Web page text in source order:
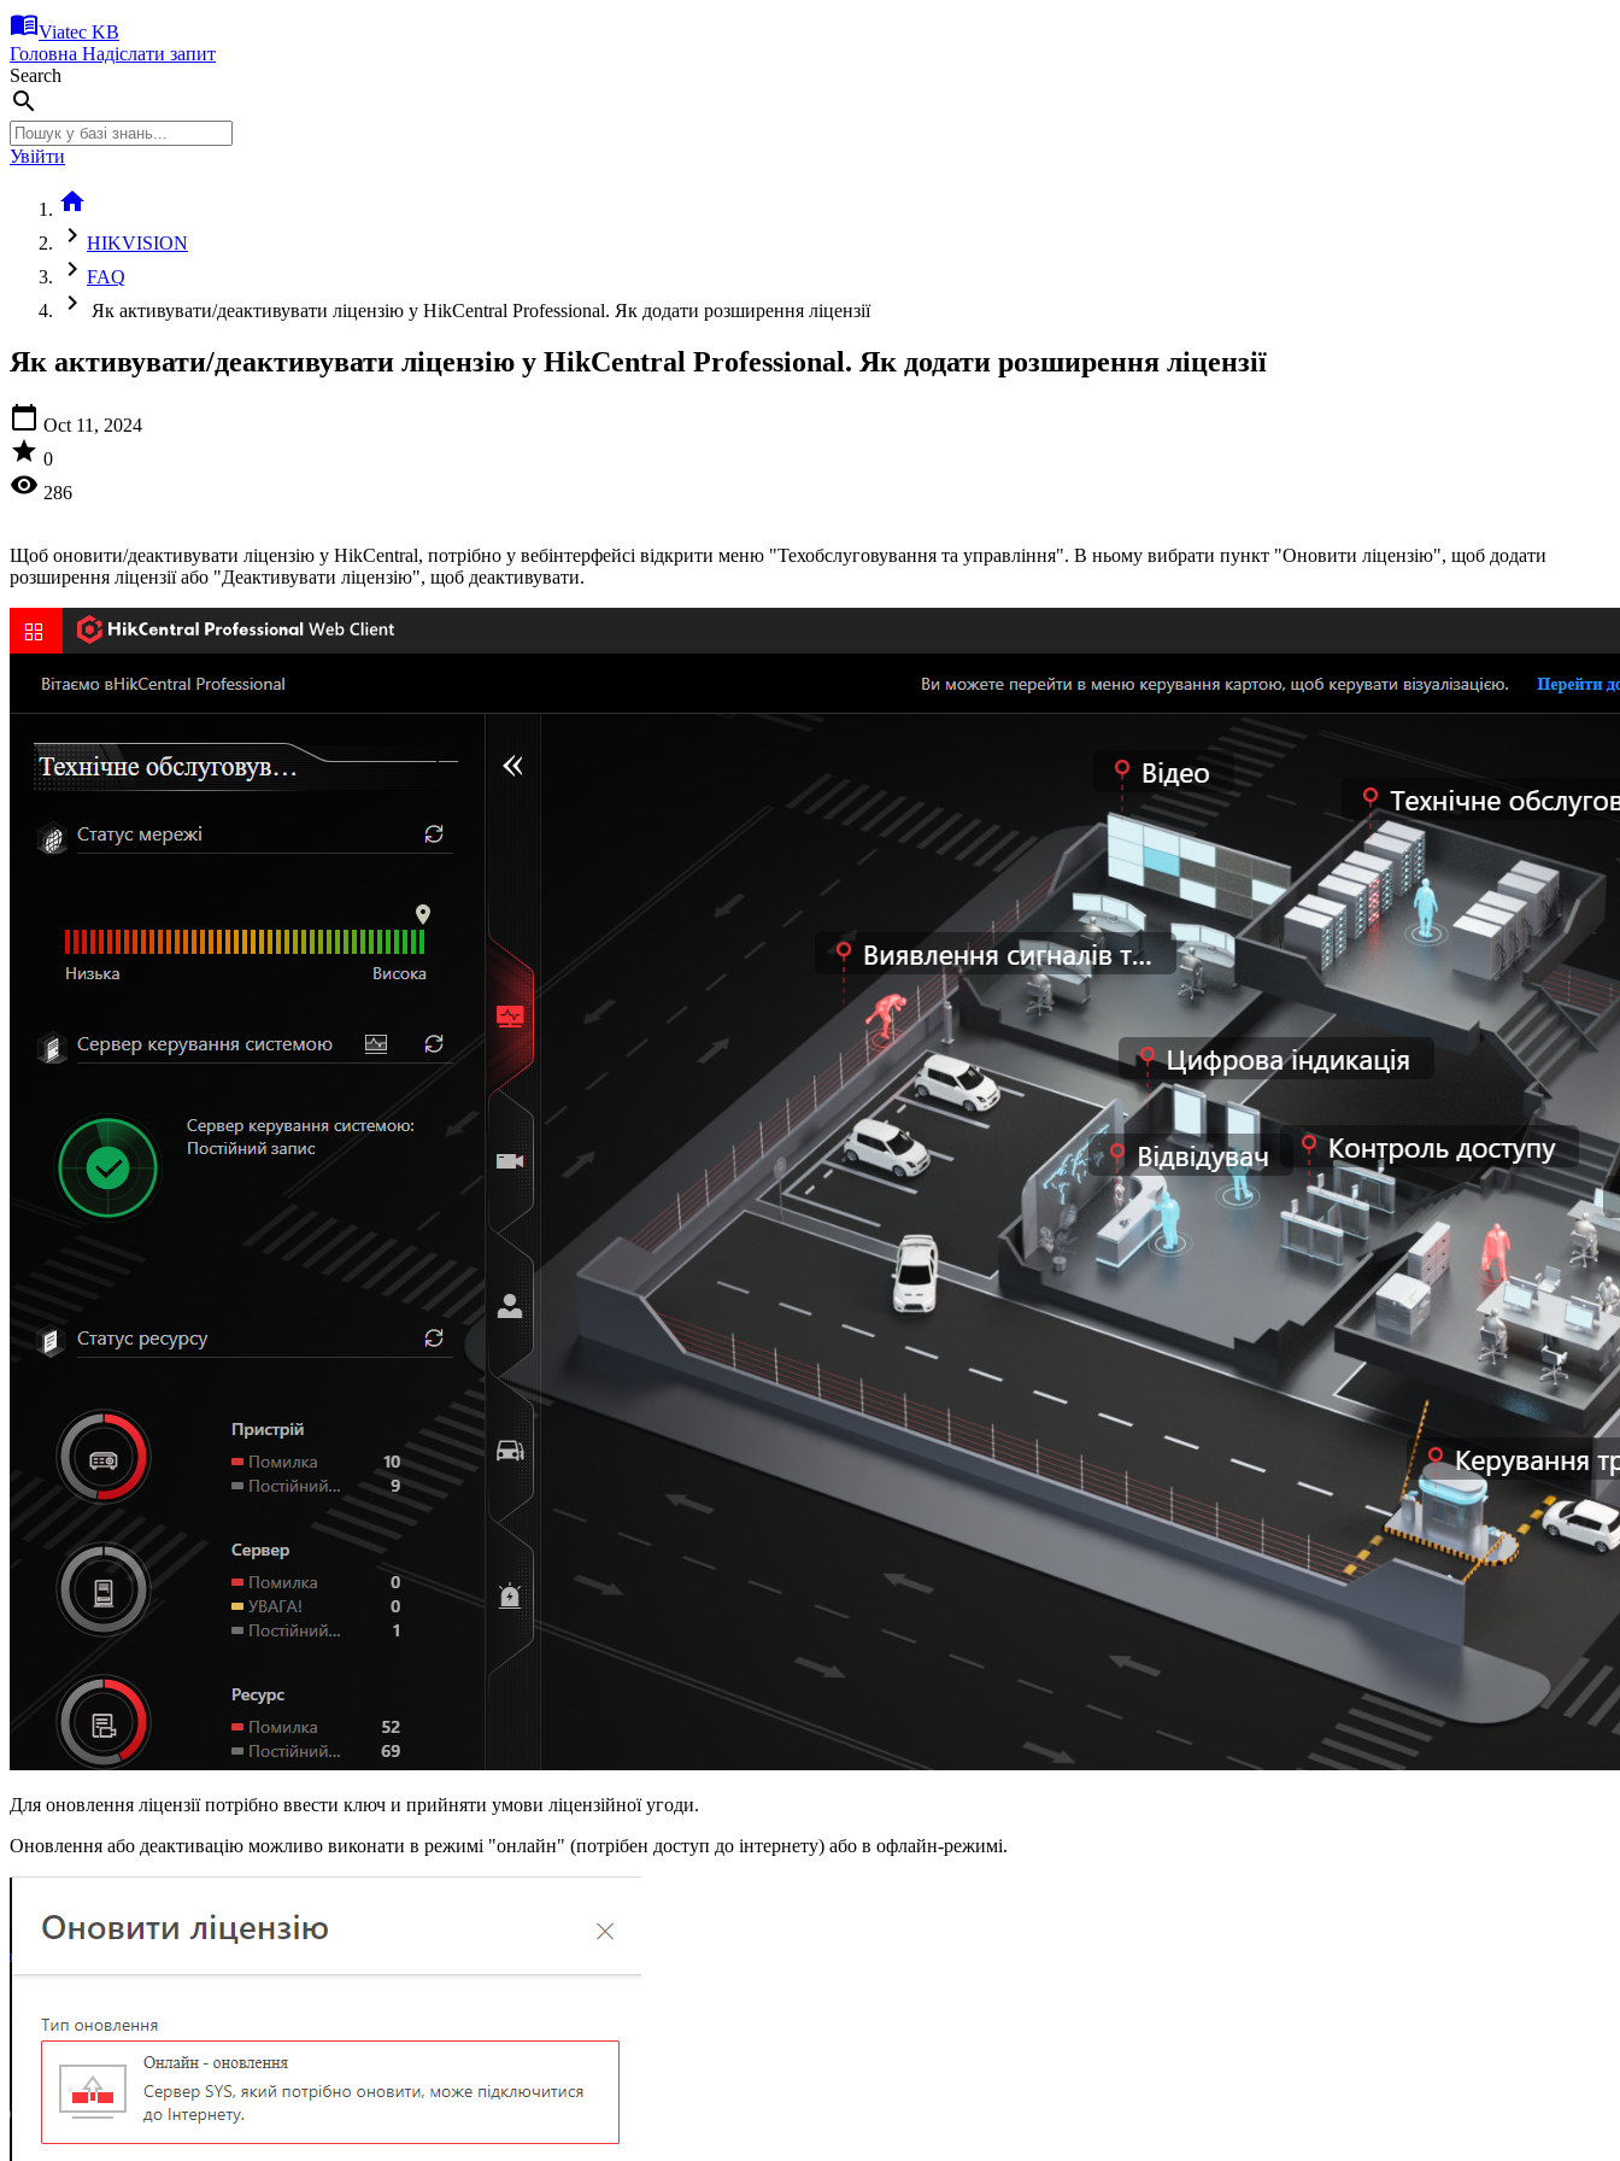
menu_bookViatec KB
Головна Надіслати запит
Search
search
Увійти
home
chevron_right HIKVISION
chevron_right FAQ
chevron_right Як активувати/деактивувати ліцензію у HikCentral Professional. Як додати розширення ліцензії
Як активувати/деактивувати ліцензію у HikCentral Professional. Як додати розширення ліцензії
calendar_today Oct 11, 2024
star 0
visibility 286
Щоб оновити/деактивувати ліцензію у HikCentral, потрібно у вебінтерфейсі відкрити меню "Техобслуговування та управління". В ньому вибрати пункт "Оновити ліцензію", щоб додати
розширення ліцензії або "Деактивувати ліцензію", щоб деактивувати.
Для оновлення ліцензії потрібно ввести ключ и прийняти умови ліцензійної угоди.
Оновлення або деактивацію можливо виконати в режимі "онлайн" (потрібен доступ до інтернету) або в офлайн-режимі.